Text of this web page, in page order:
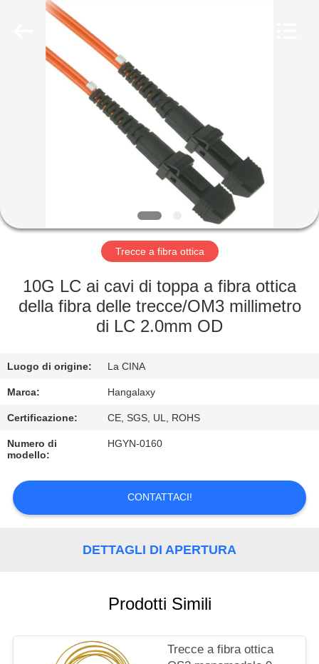
CASA
PRODOTTI
CIRCA
NOI
GIRO
DELLA
FABBRICA
CONTROLLO
DI
QUALITÀ
CONTATTICI
RICHIEDA
CITAZIONE
Trecce a fibra ottica
10G LC ai cavi di toppa a fibra ottica
della fibra delle trecce/OM3 millimetro
di LC 2.0mm OD
Luogo di origine: La CINA
Marca: Hangalaxy
Certificazione: CE, SGS, UL, ROHS
Numero di
modello:
HGYN-0160
CONTATTACI!
DETTAGLI DI APERTURA
Prodotti Simili
Trecce a fibra ottica